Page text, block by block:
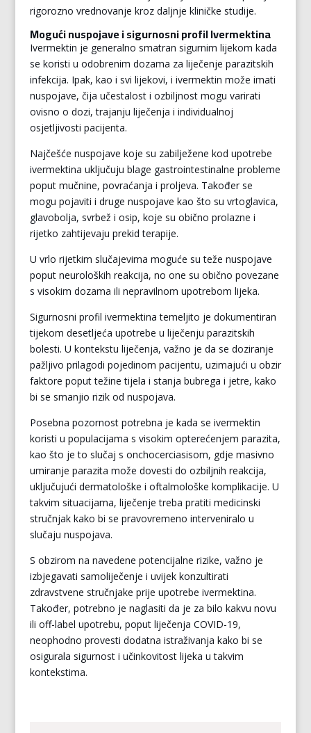
rigorozno vrednovanje kroz daljnje kliničke studije.
Mogući nuspojave i sigurnosni profil Ivermektina
Ivermektin je generalno smatran sigurnim lijekom kada
se koristi u odobrenim dozama za liječenje parazitskih
infekcija. Ipak, kao i svi lijekovi, i ivermektin može imati
nuspojave, čija učestalost i ozbiljnost mogu varirati
ovisno o dozi, trajanju liječenja i individualnoj
osjetljivosti pacijenta.
Najčešće nuspojave koje su zabilježene kod upotrebe
ivermektina uključuju blage gastrointestinalne probleme
poput mučnine, povraćanja i proljeva. Također se
mogu pojaviti i druge nuspojave kao što su vrtoglavica,
glavobolja, svrbež i osip, koje su obično prolazne i
rijetko zahtijevaju prekid terapije.
U vrlo rijetkim slučajevima moguće su teže nuspojave
poput neuroloških reakcija, no one su obično povezane
s visokim dozama ili nepravilnom upotrebom lijeka.
Sigurnosni profil ivermektina temeljito je dokumentiran
tijekom desetljeća upotrebe u liječenju parazitskih
bolesti. U kontekstu liječenja, važno je da se doziranje
pažljivo prilagodi pojedinom pacijentu, uzimajući u obzir
faktore poput težine tijela i stanja bubrega i jetre, kako
bi se smanjio rizik od nuspojava.
Posebna pozornost potrebna je kada se ivermektin
koristi u populacijama s visokim opterećenjem parazita,
kao što je to slučaj s onchocerciasisom, gdje masivno
umiranje parazita može dovesti do ozbiljnih reakcija,
uključujući dermatološke i oftalmološke komplikacije. U
takvim situacijama, liječenje treba pratiti medicinski
stručnjak kako bi se pravovremeno interveniralo u
slučaju nuspojava.
S obzirom na navedene potencijalne rizike, važno je
izbjegavati samoliječenje i uvijek konzultirati
zdravstvene stručnjake prije upotrebe ivermektina.
Također, potrebno je naglasiti da je za bilo kakvu novu
ili off-label upotrebu, poput liječenja COVID-19,
neophodno provesti dodatna istraživanja kako bi se
osigurala sigurnost i učinkovitost lijeka u takvim
kontekstima.